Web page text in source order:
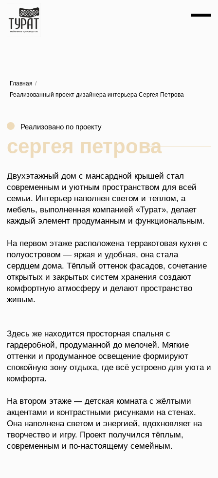
Главная /
Реализованный проект дизайнера интерьера Сергея Петрова
гардеробной, продуманной до мелочей. Мягкие
оттенки и продуманное освещение формируют
спокойную зону отдыха, где всё устроено для уюта и
комфорта.
На втором этаже — детская комната с жёлтыми
акцентами и контрастными рисунками на стенах.
Она наполнена светом и энергией, вдохновляет на
Двухэтажный дом с мансардной крышей стал
семьи. Интерьер наполнен светом и теплом, а
мебель, выполненная компанией «Турат», делает
каждый элемент продуманным и функциональным.
На первом этаже расположена терракотовая кухня с
полуостровом — яркая и удобная, она стала
сердцем дома. Тёплый оттенок фасадов, сочетание
открытых и закрытых систем хранения создают
комфортную атмосферу и делают пространство
живым.
Реализовано по проекту